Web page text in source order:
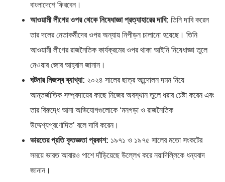
বাংলাদেশে ফিরবেন।
আওয়ামী লীগের ওপর থেকে নিষেধাজ্ঞা প্রত্যাহারের দাবি: তিনি দাবি করেন
তার দলের নেতাকর্মীদের ওপর অন্যায় নিপীড়ন চালানো হয়েছে। তিনি
আওয়ামী লীগের রাজনৈতিক কার্যক্রমের ওপর থাকা আইনি নিষেধাজ্ঞা তুলে
নেওয়ার জোর আহ্বান জানান।
ঘটনার নিজস্ব ব্যাখ্যা: ২০২৪ সালের ছাত্র আন্দোলন দমন নিয়ে
আন্তর্জাতিক সম্প্রদায়ের কাছে নিজের অবস্থান তুলে ধরার চেষ্টা করেন এবং
তার বিরুদ্ধে আনা অভিযোগগুলোকে ‘মনগড়া ও রাজনৈতিক
উদ্দেশ্যপ্রণোদিত’ বলে দাবি করেন।
ভারতের প্রতি কৃতজ্ঞতা প্রকাশ: ১৯৭১ ও ১৯৭৫ সালের মতো সংকটের
সময়ে ভারত আবারও পাশে দাঁড়িয়েছে উল্লেখ করে নয়াদিল্লিকে ধন্যবাদ
জানান।